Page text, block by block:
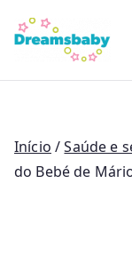
para
conteúdo
Início /Saúde e
do Bebé de